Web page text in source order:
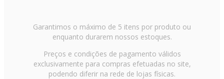
Garantimos o máximo de 5 itens por produto ou
enquanto durarem nossos estoques.
Preços e condições de pagamento válidos
exclusivamente para compras efetuadas no site,
podendo diferir na rede de lojas físicas.